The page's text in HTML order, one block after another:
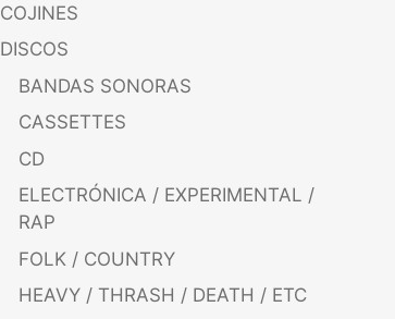
COJINES
DISCOS
BANDAS SONORAS
CASSETTES
CD
ELECTRÓNICA / EXPERIMENTAL /
RAP
FOLK / COUNTRY
HEAVY / THRASH / DEATH / ETC